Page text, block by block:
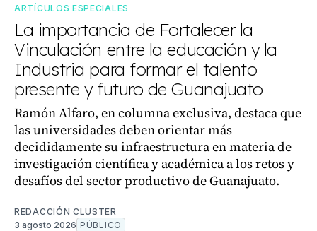
ARTÍCULOS ESPECIALES
La importancia de Fortalecer la
Vinculación entre la educación y la
Industria para formar el talento
presente y futuro de Guanajuato
Ramón Alfaro, en columna exclusiva, destaca que
las universidades deben orientar más
decididamente su infraestructura en materia de
investigación científica y académica a los retos y
desafíos del sector productivo de Guanajuato.
REDACCIÓN CLUSTER
3 agosto 2026 PÚBLICO